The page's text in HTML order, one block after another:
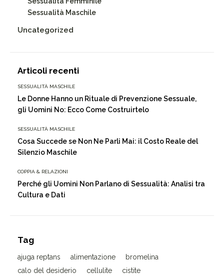
Sessualità Maschile
Uncategorized
Articoli recenti
SESSUALITÀ MASCHILE
Le Donne Hanno un Rituale di Prevenzione Sessuale,
gli Uomini No: Ecco Come Costruirtelo
SESSUALITÀ MASCHILE
Cosa Succede se Non Ne Parli Mai: il Costo Reale del
Silenzio Maschile
COPPIA & RELAZIONI
Perché gli Uomini Non Parlano di Sessualità: Analisi tra
Cultura e Dati
Tag
ajuga reptans alimentazione
bromelina
calo del desiderio
cellulite
cistite